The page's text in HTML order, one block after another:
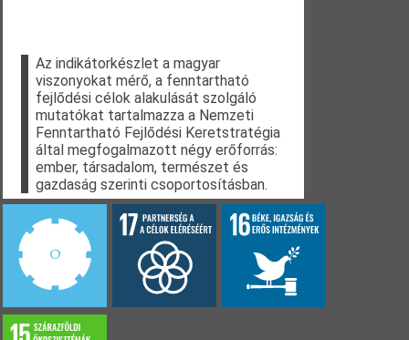
Az indikátorkészlet a magyar
viszonyokat mérő, a fenntartható
fejlődési célok alakulását szolgáló
mutatókat tartalmazza a Nemzeti
Fenntartható Fejlődési Keretstratégia
által megfogalmazott négy erőforrás:
ember, társadalom, természet és
gazdaság szerinti csoportosításban.